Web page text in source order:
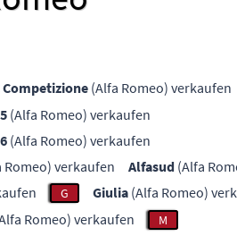
Competizione (Alfa Romeo) verkaufen
(Alfa Romeo) verkaufen
(Alfa Romeo) verkaufen
Romeo) verkaufen Alfasud (Alfa
G Giulia (Alfa Romeo)
Romeo) verkaufen M